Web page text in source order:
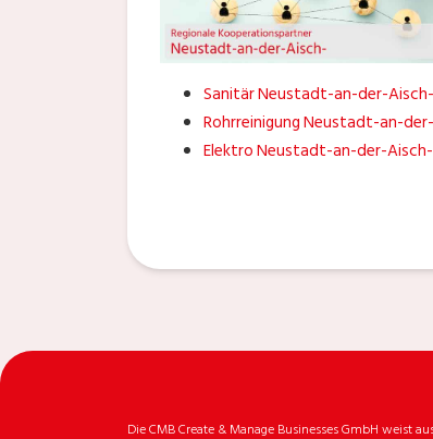
Sanitär Neustadt-an-der-Aisch-
Rohrreinigung Neustadt-an-
Elektro Neustadt-an-der-Aisch-
Die CMB Create & Manage Businesses GmbH weist